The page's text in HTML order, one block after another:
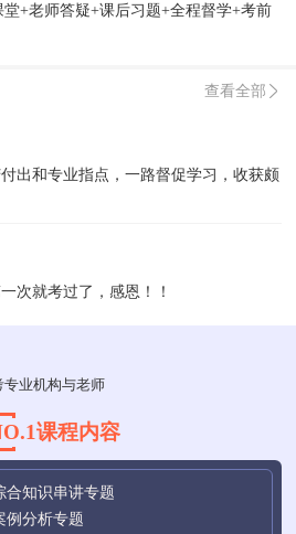
+老师答疑+课后习题+全程督学+考前
查看全部
出和专业指点，一路督促学习，收获颇
次就考过了，感恩！！
专业机构与老师
课程内容
合知识串讲专题
例分析专题